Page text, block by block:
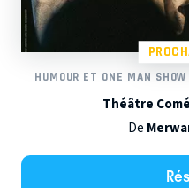
HUMOUR ET ONE MAN SHOW
Théâtre
De